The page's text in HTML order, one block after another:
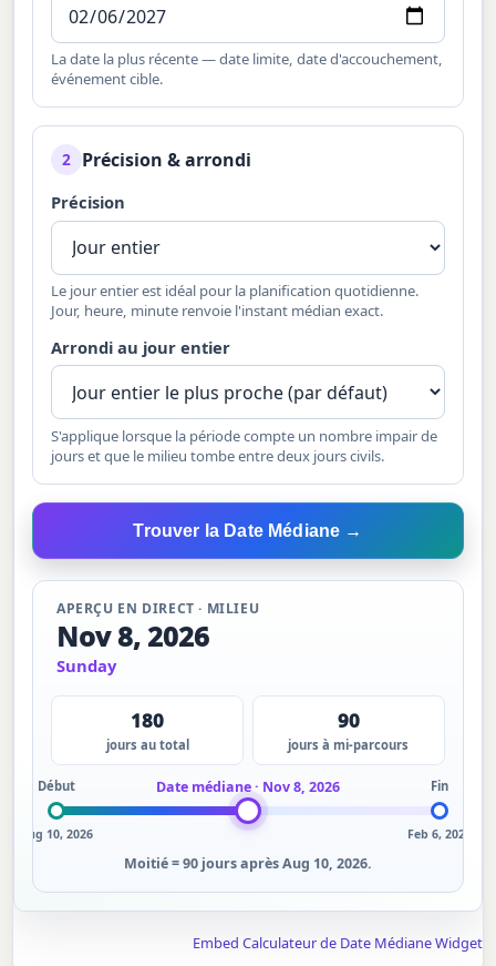
La date la plus récente — date limite, date d'accouchement,
événement cible.
2 Précision & arrondi
Précision
Le jour entier est idéal pour la planification quotidienne.
Jour, heure, minute renvoie l'instant médian exact.
Arrondi au jour entier
S'applique lorsque la période compte un nombre impair de
jours et que le milieu tombe entre deux jours civils.
Trouver la Date Médiane →
APERÇU EN DIRECT · MILIEU
Nov 8, 2026
Sunday
180
jours au total
90
jours à mi-parcours
Début Date médiane · Nov 8, 2026 Fin
Aug 10, 2026 Feb 6, 2027
Moitié = 90 jours après Aug 10, 2026.
Embed Calculateur de Date Médiane Widget